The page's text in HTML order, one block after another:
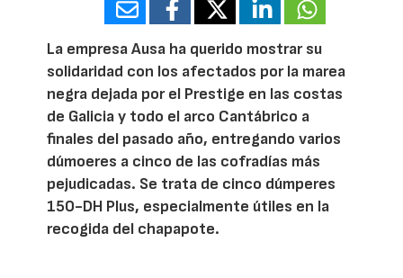
La empresa Ausa ha querido mostrar su
solidaridad con los afectados por la marea
negra dejada por el Prestige en las costas
de Galicia y todo el arco Cantábrico a
finales del pasado año, entregando varios
dúmoeres a cinco de las cofradías más
pejudicadas. Se trata de cinco dúmperes
150-DH Plus, especialmente útiles en la
recogida del chapapote.